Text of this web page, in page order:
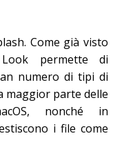
Come già visto
permette di
numero di tipi di
maggior parte delle
nonché in
i file come